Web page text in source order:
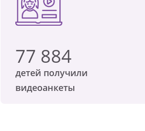
77 884
детей получили
видеоанкеты